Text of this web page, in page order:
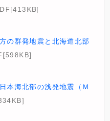
の群発地震と北海道北部
本海北部の浅発地震（Ｍ